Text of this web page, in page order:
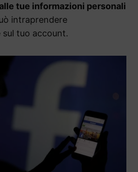
tue informazioni personali
intraprendere
tuo account.